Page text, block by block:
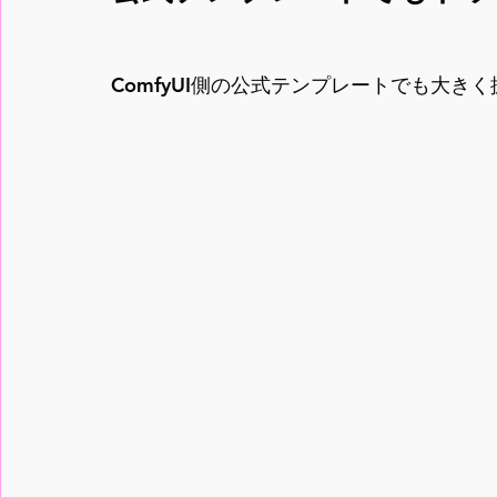
ComfyUI側の公式テンプレートでも大きく